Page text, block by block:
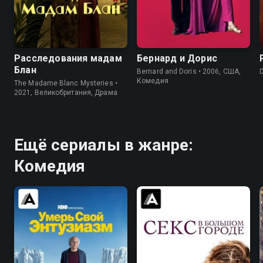
7.6 7.1
Расследования мадам
Блан
The Madame Blanc Mysteries •
2021, Великобритания, Драма
Бернард и Дорис
Bernard and Doris • 2006, США,
Комедия
Ещё сериалы в жанре:
Комедия